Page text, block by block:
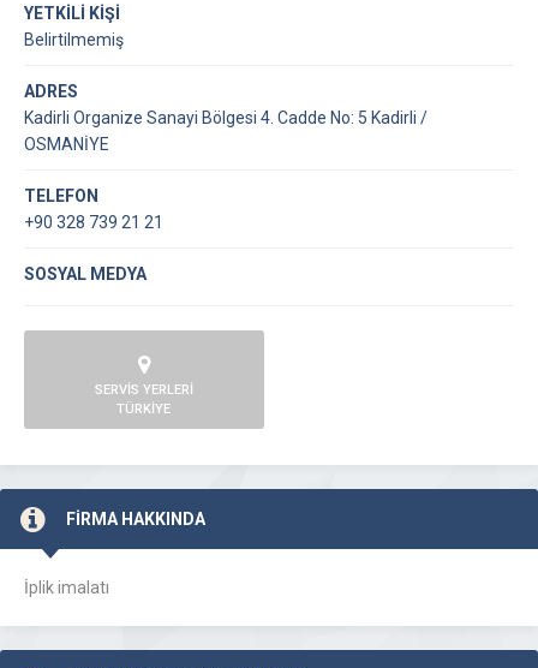
YETKİLİ KİŞİ
Belirtilmemiş
ADRES
Kadirli Organize Sanayi Bölgesi 4. Cadde No: 5 Kadirli /
OSMANİYE
TELEFON
+90 328 739 21 21
SOSYAL MEDYA
SERVİS YERLERİ
TÜRKİYE
FİRMA HAKKINDA
İplik imalatı